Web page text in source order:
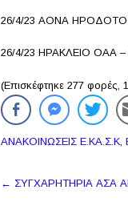
26/4/23 ΑΟΝΑ
26/4/23 ΗΡΑΚΛΕΙΟ ΟΑΑ
(Επισκέφτηκε 277 φορές,
ΑΝΑΚΟΙΝΩΣΕΙΣ Ε.ΚΑ.Σ.Κ
Πλοήγηση
← ΣΥΓΧΑΡΗΤΗΡΙΑ ΑΣΑ